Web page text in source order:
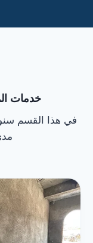
خدمات
في هذا القسم